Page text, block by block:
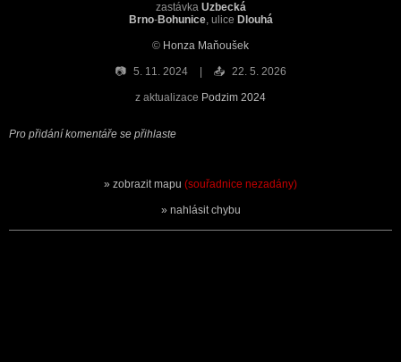
zastávka Uzbecká
Brno-Bohunice, ulice Dlouhá
© Honza Maňoušek
📷 5. 11. 2024 📤 22. 5. 2026
z aktualizace Podzim 2024
Pro přidání komentáře se přihlaste
zobrazit mapu (souřadnice nezadány)
nahlásit chybu